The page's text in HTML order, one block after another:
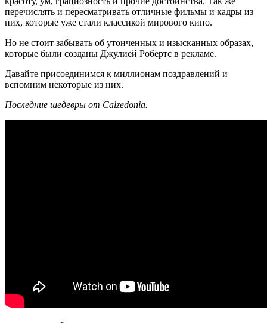
перечислять и пересматривать отличные фильмы и кадры из
них, которые уже стали классикой мирового кино.
Но не стоит забывать об утонченных и изысканных образах,
которые были созданы Джулией Робертс в рекламе.
Давайте присоединимся к миллионам поздравлений и
вспомним некоторые из них.
Последние шедевры от Calzedonia.